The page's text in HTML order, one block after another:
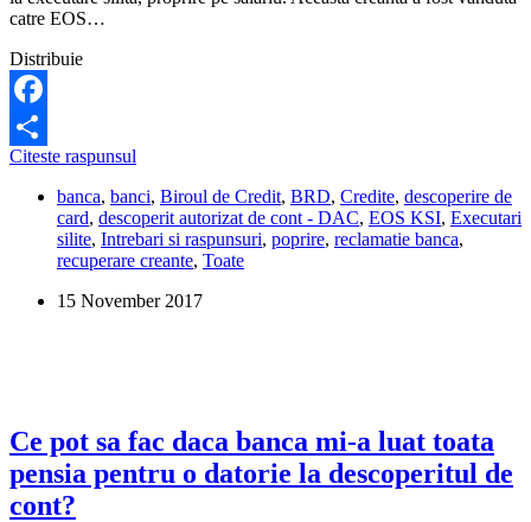
catre EOS…
Distribuie
Facebook
Share
Citeste raspunsul
mai
apar
la
Biroul
Credit
platit?
banca, banci, Biroul de Credit, BRD, Credite, descoperire de
card, descoperit autorizat de cont - DAC, EOS KSI, Executari
silite, Intrebari si raspunsuri, poprire, reclamatie banca,
recuperare creante, Toate
15 November 2017
Ce pot sa fac daca banca mi-a luat toata
pensia pentru o datorie la descoperitul de
cont?